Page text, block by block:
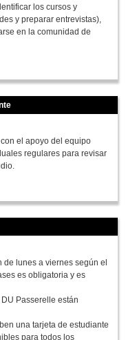
los cursos y
y preparar entrevistas),
en la comunidad de
el apoyo del equipo
regulares para revisar
de lunes a viernes según el
es obligatoria y es
Passerelle están
una tarjeta de estudiante
para todos los